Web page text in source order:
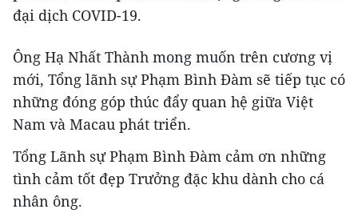
đại dịch COVID-19.
Ông Hạ Nhất Thành mong muốn trên cương vị
mới, Tổng lãnh sự Phạm Bình Đàm sẽ tiếp tục có
những đóng góp thúc đẩy quan hệ giữa Việt
Nam và Macau phát triển.
Tổng Lãnh sự Phạm Bình Đàm cảm ơn những
tình cảm tốt đẹp Trưởng đặc khu dành cho cá
nhân ông.